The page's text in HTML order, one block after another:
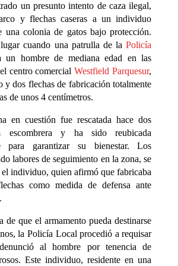
un presunto intento de caza ilegal,
y flechas caseras a un individuo
una colonia de gatos bajo protección.
cuando una patrulla de laPolicía
hombre de mediana edad en las
centro comercialWestfield Parquesur,
y dos flechas de fabricación totalmente
de unos 4 centímetros.
en cuestión fue rescatada hace dos
escombrera y ha sido reubicada
para garantizar su bienestar. Los
labores de seguimiento en la zona, se
individuo, quien afirmó que fabricaba
como medida de defensa ante
de que el armamento pueda destinarse
la Policía Local procedió a requisar
al hombre por tenencia de
Este individuo, residente en una